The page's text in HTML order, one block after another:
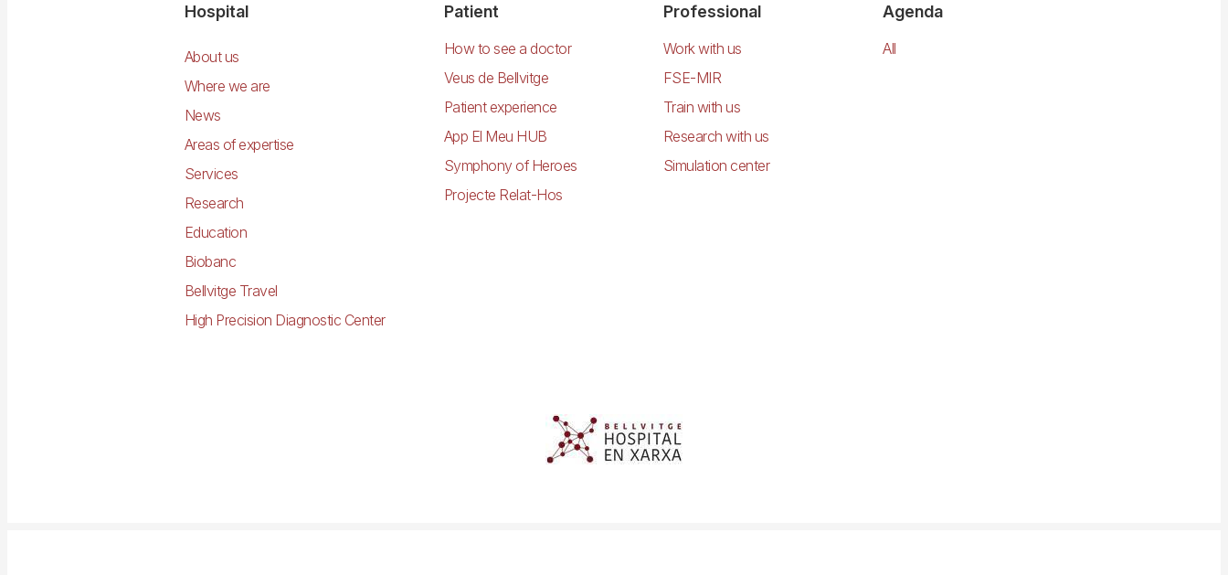
Hospital
About us
Where we are
News
Areas of expertise
Services
Research
Education
Biobanc
Bellvitge Travel
High Precision Diagnostic Center
Patient
How to see a doctor
Veus de Bellvitge
Patient experience
App El Meu HUB
Symphony of Heroes
Projecte Relat-Hos
Professional
Work with us
FSE-MIR
Train with us
Research with us
Simulation center
Agenda
All